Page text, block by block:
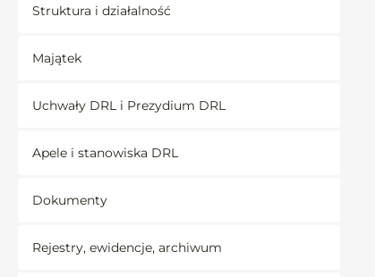
Struktura i działalność
Majątek
Uchwały DRL i Prezydium DRL
Apele i stanowiska DRL
Dokumenty
Rejestry, ewidencje, archiwum